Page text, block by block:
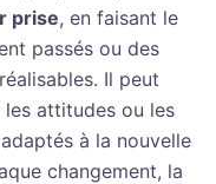
prise, en faisant le
passés ou des
Il peut
les attitudes ou les
à la nouvelle
changement, la